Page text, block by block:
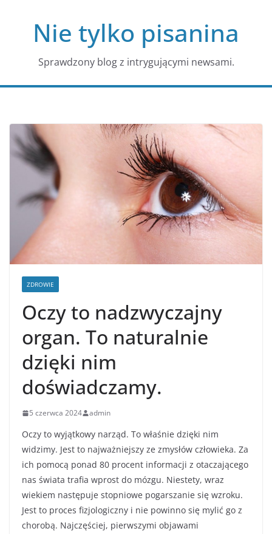
Nie tylko pisanina
Sprawdzony blog z intrygującymi newsami.
ZDROWIE
Oczy to nadzwyczajny
organ. To naturalnie
dzięki nim
doświadczamy.
5 czerwca 2024 admin
Oczy to wyjątkowy narząd. To właśnie dzięki nim
widzimy. Jest to najważniejszy ze zmysłów człowieka. Za
ich pomocą ponad 80 procent informacji z otaczającego
nas świata trafia wprost do mózgu. Niestety, wraz
wiekiem następuje stopniowe pogarszanie się wzroku.
Jest to proces fizjologiczny i nie powinno się mylić go z
chorobą. Najczęściej, pierwszymi objawami